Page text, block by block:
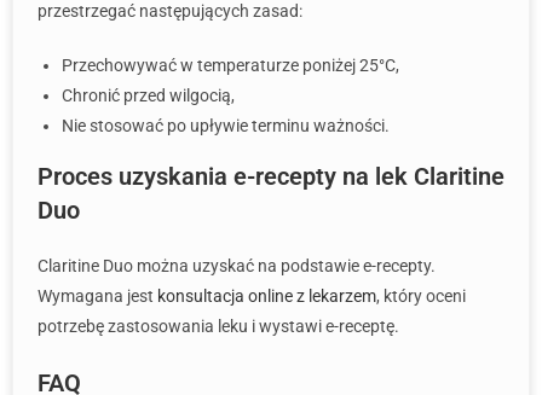
przestrzegać następujących zasad:
Przechowywać w temperaturze poniżej 25°C,
Chronić przed wilgocią,
Nie stosować po upływie terminu ważności.
Proces uzyskania e-recepty na lek Claritine
Duo
Claritine Duo można uzyskać na podstawie e-recepty.
Wymagana jest konsultacja online z lekarzem, który oceni
potrzebę zastosowania leku i wystawi e-receptę.
FAQ